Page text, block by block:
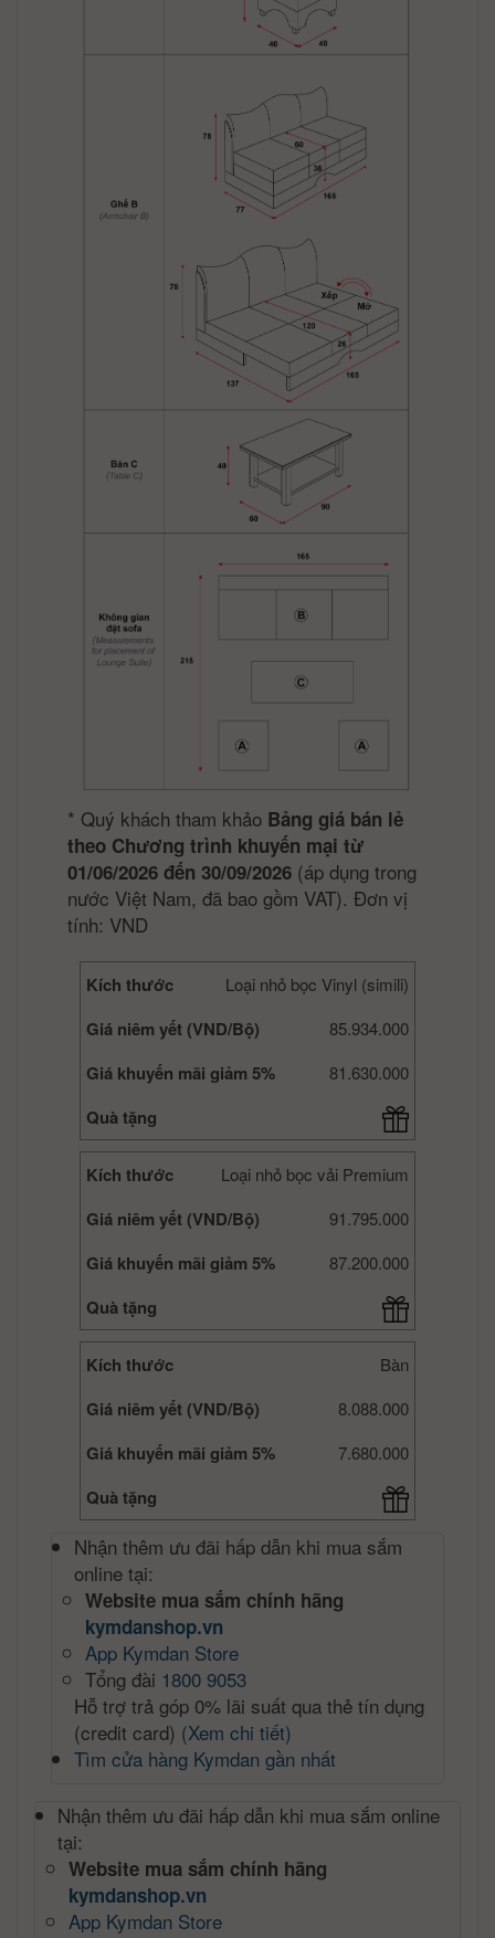
* Quý khách tham khảo Bảng giá bán lẻ
theo Chương trình khuyến mại từ
01/06/2026 đến 30/09/2026 (áp dụng trong
nước Việt Nam, đã bao gồm VAT). Đơn vị
tính: VND
Loại nhỏ bọc Vinyl (simili)
Kích thước
85.934.000
Giá niêm yết (VND/Bộ)
81.630.000
Giá khuyến mãi giảm 5%
Quà tặng
Loại nhỏ bọc vải Premium
Kích thước
91.795.000
Giá niêm yết (VND/Bộ)
87.200.000
Giá khuyến mãi giảm 5%
Quà tặng
Bàn
Kích thước
8.088.000
Giá niêm yết (VND/Bộ)
7.680.000
Giá khuyến mãi giảm 5%
Quà tặng
Nhận thêm ưu đãi hấp dẫn khi mua sắm
online tại:
Website mua sắm chính hãng
kymdanshop.vn
App Kymdan Store
Tổng đài 1800 9053
Hỗ trợ trả góp 0% lãi suất qua thẻ tín dụng
(credit card) (Xem chi tiết)
Tìm cửa hàng Kymdan gần nhất
Nhận thêm ưu đãi hấp dẫn khi mua sắm online
tại:
Website mua sắm chính hãng
kymdanshop.vn
App Kymdan Store